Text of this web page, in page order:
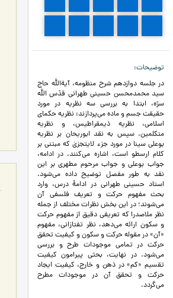
توضیحات
در جلسه دوازدهم شرح منظومه، آیة‌الله حاج
سید محمدمحسن حسینی طهرانی قدّس الله
سرّه، ابتدا به بررسی سه نظریه در مورد
حقیقت جسم و ماده می‌پردازند: نظریه حکمای
اسلامی، نظریه ذیمقراطیس، و نظریه
متکلمین. سپس به نقد ابوریحان بر نظریه
بوعلی سینا در مورد جزء لایتجزیٰ که مبتنی بر
کلام ارسطو است، اشاره می‌کنند. در ادامه،
جواب بوعلی و جواب مرحوم مطهری بر این
نقد به طور مفصل توضیح داده می‌شود.
استاد حسینی طهرانی در ادامۀ درس، وارد
بحث مفهوم حرکت و تعریف فلسفی آن
می‌شوند؛ در این بخش نظرات مختلف از جمله
نظر ملاصدرا که تعریفی دقیق از مفهوم حرکت
و سکون ارائه می‌دهد، نظر تفتازانی، مفهوم
«آن» در مقوله حرکت و سکون و کیفیت تحقق
حرکت در تمامی موجودات طرح و بررسی
می‌شود. در نهایت، بحثی پیرامون کیفیت
تقسیم «کم» در ذهن و خارج، کیفیت ایجاد
حرکت و تحقق آن در موجودات مطرح
می‌گردد.